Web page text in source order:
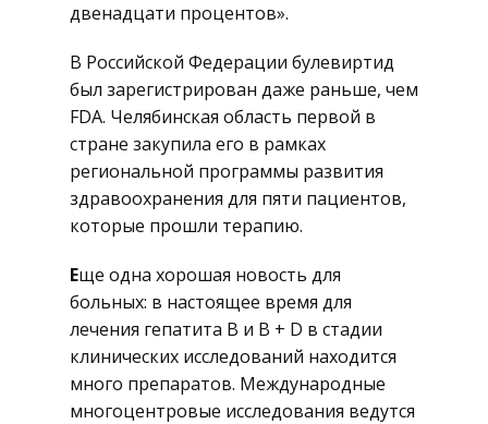
двенадцати процентов».
В Российской Федерации булевиртид
был зарегистрирован даже раньше, чем
FDA. Челябинская область первой в
стране закупила его в рамках
региональной программы развития
здравоохранения для пяти пациентов,
которые прошли терапию.
Еще одна хорошая новость для
больных: в настоящее время для
лечения гепатита B и B + D в стадии
клинических исследований находится
много препаратов. Международные
многоцентровые исследования ведутся